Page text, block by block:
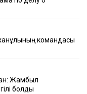
командасы
Жамбыл
болды